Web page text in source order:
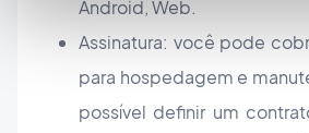
Android, Web.
Assinatura: você pode
para hospedagem e
possível definir um